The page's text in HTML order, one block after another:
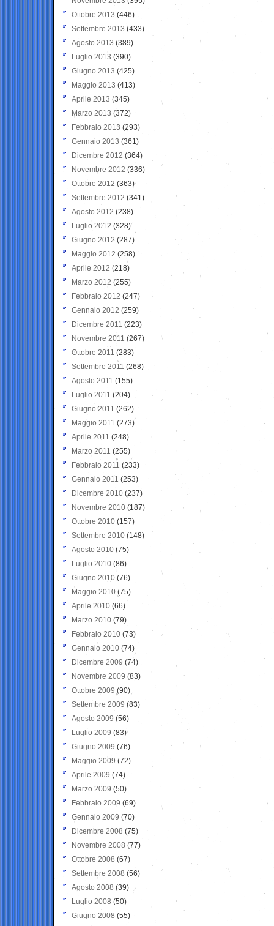
Ottobre 2013 (446)
Settembre 2013 (433)
Agosto 2013 (389)
Luglio 2013 (390)
Giugno 2013 (425)
Maggio 2013 (413)
Aprile 2013 (345)
Marzo 2013 (372)
Febbraio 2013 (293)
Gennaio 2013 (361)
Dicembre 2012 (364)
Novembre 2012 (336)
Ottobre 2012 (363)
Settembre 2012 (341)
Agosto 2012 (238)
Luglio 2012 (328)
Giugno 2012 (287)
Maggio 2012 (258)
Aprile 2012 (218)
Marzo 2012 (255)
Febbraio 2012 (247)
Gennaio 2012 (259)
Dicembre 2011 (223)
Novembre 2011 (267)
Ottobre 2011 (283)
Settembre 2011 (268)
Agosto 2011 (155)
Luglio 2011 (204)
Giugno 2011 (262)
Maggio 2011 (273)
Aprile 2011 (248)
Marzo 2011 (255)
Febbraio 2011 (233)
Gennaio 2011 (253)
Dicembre 2010 (237)
Novembre 2010 (187)
Ottobre 2010 (157)
Settembre 2010 (148)
Agosto 2010 (75)
Luglio 2010 (86)
Giugno 2010 (76)
Maggio 2010 (75)
Aprile 2010 (66)
Marzo 2010 (79)
Febbraio 2010 (73)
Gennaio 2010 (74)
Dicembre 2009 (74)
Novembre 2009 (83)
Ottobre 2009 (90)
Settembre 2009 (83)
Agosto 2009 (56)
Luglio 2009 (83)
Giugno 2009 (76)
Maggio 2009 (72)
Aprile 2009 (74)
Marzo 2009 (50)
Febbraio 2009 (69)
Gennaio 2009 (70)
Dicembre 2008 (75)
Novembre 2008 (77)
Ottobre 2008 (67)
Settembre 2008 (56)
Agosto 2008 (39)
Luglio 2008 (50)
Giugno 2008 (55)